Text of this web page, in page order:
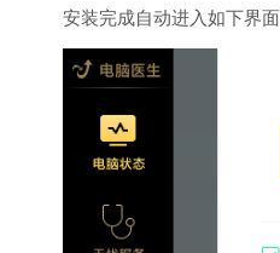
安装完成自动进入如下界面